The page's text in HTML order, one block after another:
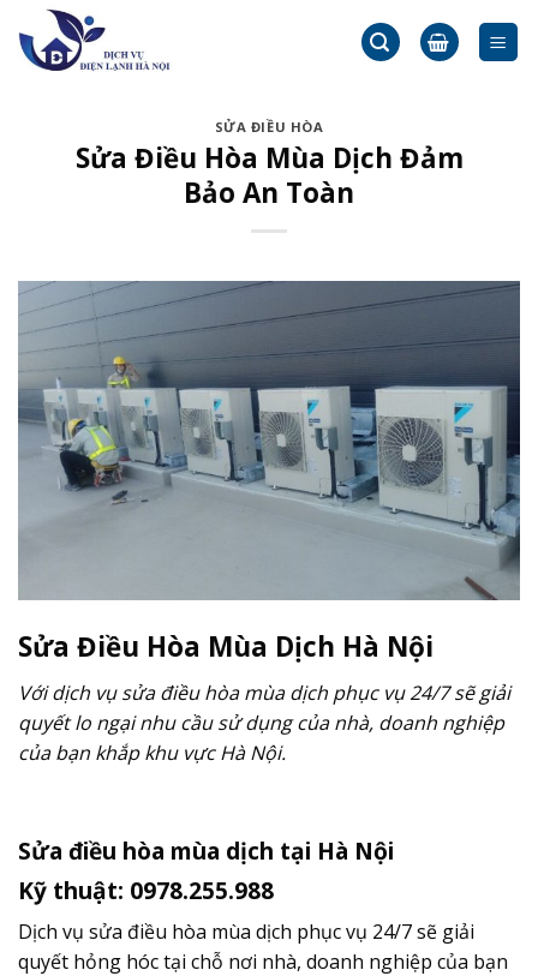
content
SỬA ĐIỀU HÒA
Sửa Điều Hòa Mùa Dịch Đảm
Bảo An Toàn
Sửa Điều Hòa Mùa Dịch Hà Nội
Với dịch vụ sửa điều hòa mùa dịch phục vụ 24/7 sẽ giải
quyết lo ngại nhu cầu sử dụng của nhà, doanh nghiệp
của bạn khắp khu vực Hà Nội.
Sửa điều hòa mùa dịch tại Hà Nội
Kỹ thuật: 0978.255.988
Dịch vụ sửa điều hòa mùa dịch phục vụ 24/7 sẽ giải
quyết hỏng hóc tại chỗ nơi nhà, doanh nghiệp của bạn